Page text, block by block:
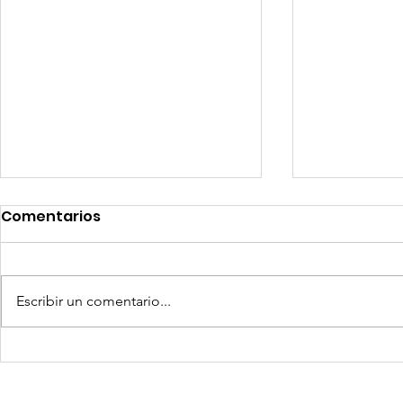
Coca-Cola invertirá mil
Senace
Comentarios
Escribir un comentario...